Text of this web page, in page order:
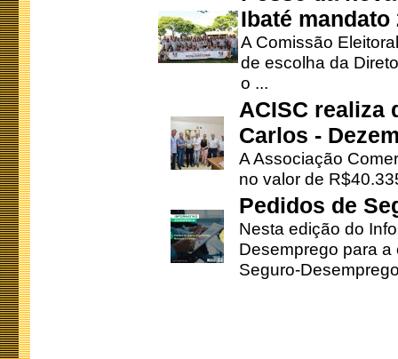
Ibaté mandato
A Comissão
de escolha da
o ...
ACISC realiza
Carlos -
A Associação
no valor de
Pedidos de
Nesta edição do
Desemprego para
Seguro-